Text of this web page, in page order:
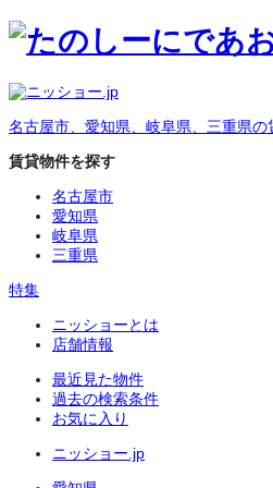
名古屋市、愛知県、岐阜県、三重県
賃貸物件を探す
名古屋市
愛知県
岐阜県
三重県
特集
ニッショーとは
店舗情報
最近見た物件
過去の検索条件
お気に入り
ニッショー.jp